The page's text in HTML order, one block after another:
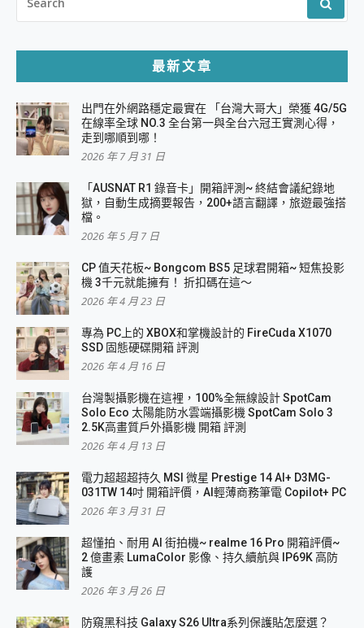
FOR:
最新文章
出門在外網路穩定最實在 「台灣大哥大」榮獲 4G/5G
在線率全球 NO.3 全台第一與全台六冠王實測心得，
走到哪順到哪！
2026 年 7 月 31 日
「AUSNAT R1 錄音卡」開箱評測~ 終結會議紀錄地
獄，自動生成摘要報告，200+語言翻譯，旅遊最強搭
檔。
2026 年 5 月 7 日
CP 值天花板~ Bongcom BS5 足球君開箱~ 短焦投影
機 3千元就能擁有！ 折扣碼在這～
2026 年 4 月 23 日
專為 PC上的 XBOX和掌機設計的 FireCuda X1070
SSD 固態硬碟開箱 評測
2026 年 4 月 16 日
台灣製攝影機在這裡，100%全無線設計 SpotCam
Solo Eco 太陽能防水雲端攝影機 SpotCam Solo 3
2.5K高畫質戶外攝影機 開箱 評測
2026 年 4 月 13 日
電力超超超持久 MSI 微星 Prestige 14 AI+ D3MG-
031TW 14吋 開箱評價，AI輕薄商務筆電 Copilot+ PC
2026 年 3 月 31 日
超懂拍、耐用 AI 街拍機~ realme 16 Pro 開箱評價~
2 億畫素 LumaColor 影像、持久續航與 IP69K 高防
護
2026 年 3 月 26 日
防窺黑科技 Galaxy S26 Ultra系列保護貼怎麼選？